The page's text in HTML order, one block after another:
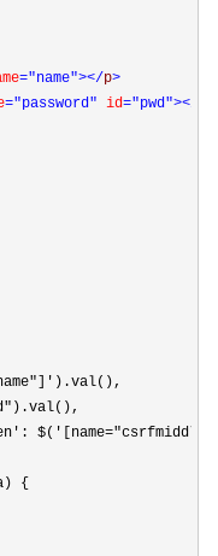
="name"></p>
="password" id="pwd"></
' ).val(),
" ).val(),
' : $( '
{